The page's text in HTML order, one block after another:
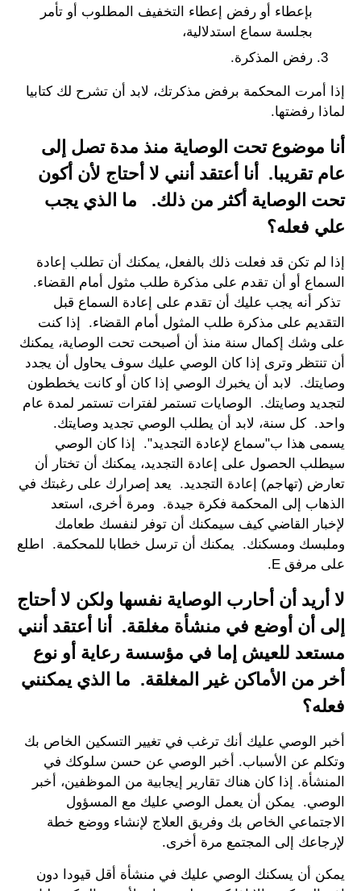
بإعطاء أو رفض إعطاء التخفيف المطلوب أو تأمر
بجلسة سماع استدلالية،
رفض المذكرة.
إذا أمرت المحكمة برفض مذكرتك، لابد أن تشرح لك كتابيا
لماذا رفضتها.
أنا موضوع تحت الوصاية منذ مدة تصل إلى
عام تقريبا. أنا أعتقد أنني لا أحتاج لأن أكون
تحت الوصاية أكثر من ذلك. ما الذي يجب
علي فعله؟
إذا لم تكن قد فعلت ذلك بالفعل، يمكنك أن تطلب إعادة
السماع أو أن تقدم على مذكرة طلب مثول أمام القضاء.
تذكر أنه يجب عليك أن تقدم على إعادة السماع قبل
التقديم على مذكرة طلب المثول أمام القضاء. إذا كنت
على وشك إكمال سنة منذ أن أصبحت تحت الوصاية، يمكنك
أن تنتظر وترى إذا كان الوصي عليك سوف يحاول أن يجدد
وصايتك. لابد أن يخبرك الوصي إذا كان أو كانت يخططون
لتجديد وصايتك. الوصايات تستمر لفترات تستمر لمدة عام
واحد. كل سنة، لابد أن يطلب الوصي تجديد وصايتك.
يسمى هذا ب"سماع لإعادة التجديد". إذا كان الوصي
سيطلب الحصول على إعادة التجديد، يمكنك أن تختار أن
تعارض (تهاجم) إعادة التجديد. يعد إصرارك على رغبتك في
الذهاب إلى المحكمة فكرة جيدة. ومرة أخرى، استعد
لإخبار القاضي كيف سيمكنك أن توفر لنفسك طعامك
وملبسك ومسكنك. يمكنك أن ترسل خطابا للمحكمة. اطلع
على مرفق E.
لا أريد أن أحارب الوصاية نفسها ولكن لا أحتاج
إلى أن أوضع في منشأة مغلقة. أنا أعتقد أنني
مستعد للعيش إما في مؤسسة رعاية أو نوع
أخر من الأماكن غير المغلقة. ما الذي يمكنني
فعله؟
أخبر الوصي عليك أنك ترغب في تغيير التسكين الخاص بك
وتكلم عن الأسباب. أخبر الوصي عن حسن سلوكك في
المنشأة. إذا كان هناك تقارير إيجابية من الموظفين، أخبر
الوصي. يمكن أن يعمل الوصي عليك مع المسؤول
الاجتماعي الخاص بك وفريق العلاج لإنشاء ووضع خطة
لإرجاعك إلى المجتمع مرة أخرى.
يمكن أن يسكنك الوصي عليك في منشأة أقل قيودا دون